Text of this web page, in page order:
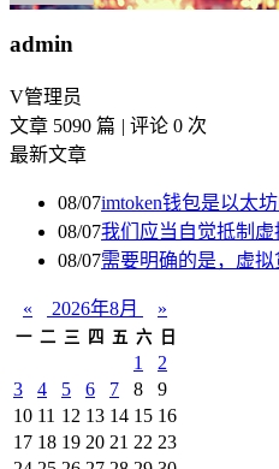
admin
V管理员
文章 5090 篇 | 评论 0 次
最新文章
08/07imtoken钱包是以太
08/07我们应当自觉抵制
08/07需要明确的是，虚
« 2026年8月 »
一 二 三 四 五 六 日
1
2
3
4 5 6 7 8
9
10 11 12 13 14 15 16
17 18 19 20 21 22 23